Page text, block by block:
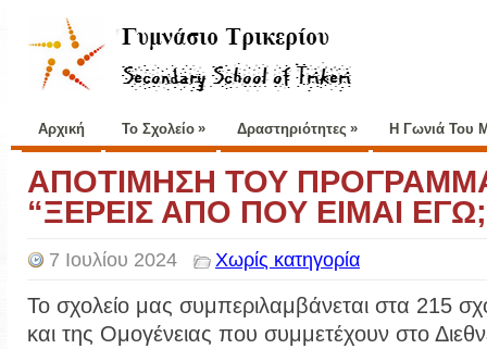
Αρχική Το Σχολείο » Δραστηριότητες » Η Γωνιά Του
ΑΠΟΤΙΜΗΣΗ ΤΟΥ
“ΞΕΡΕΙΣ ΑΠΟ ΠΟΥ ΕΙΜΑΙ
7 Ιουλίου 2024 Χωρίς κατηγορία
Το σχολείο μας συμπεριλαμβάνεται στα 215
και της Ομογένειας που συμμετέχουν στο